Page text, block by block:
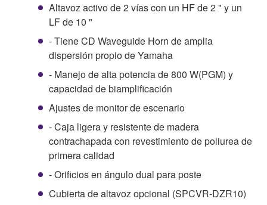
Altavoz activo de 2 vías con un HF de 2 " y un
LF de 10 "
- Tiene CD Waveguide Horn de amplia
dispersión propio de Yamaha
- Manejo de alta potencia de 800 W(PGM) y
capacidad de biamplificación
Ajustes de monitor de escenario
- Caja ligera y resistente de madera
contrachapada con revestimiento de poliurea de
primera calidad
- Orificios en ángulo dual para poste
Cubierta de altavoz opcional (SPCVR-DZR10)